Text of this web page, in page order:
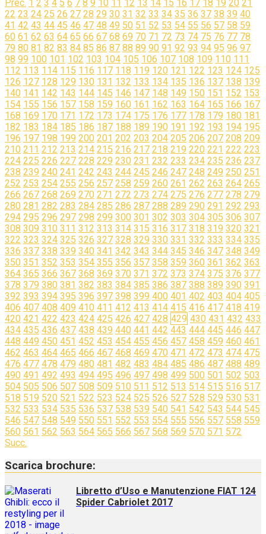
Prec. 1 2 3 4 5 6 7 8 9 10 11 12 13 14 15 16 17 18 19 20 21
22 23 24 25 26 27 28 29 30 31 32 33 34 35 36 37 38 39 40
41 42 43 44 45 46 47 48 49 50 51 52 53 54 55 56 57 58 59
60 61 62 63 64 65 66 67 68 69 70 71 72 73 74 75 76 77 78
79 80 81 82 83 84 85 86 87 88 89 90 91 92 93 94 95 96 97
98 99 100 101 102 103 104 105 106 107 108 109 110 111
112 113 114 115 116 117 118 119 120 121 122 123 124 125
126 127 128 129 130 131 132 133 134 135 136 137 138 139
140 141 142 143 144 145 146 147 148 149 150 151 152 153
154 155 156 157 158 159 160 161 162 163 164 165 166 167
168 169 170 171 172 173 174 175 176 177 178 179 180 181
182 183 184 185 186 187 188 189 190 191 192 193 194 195
196 197 198 199 200 201 202 203 204 205 206 207 208 209
210 211 212 213 214 215 216 217 218 219 220 221 222 223
224 225 226 227 228 229 230 231 232 233 234 235 236 237
238 239 240 241 242 243 244 245 246 247 248 249 250 251
252 253 254 255 256 257 258 259 260 261 262 263 264 265
266 267 268 269 270 271 272 273 274 275 276 277 278 279
280 281 282 283 284 285 286 287 288 289 290 291 292 293
294 295 296 297 298 299 300 301 302 303 304 305 306 307
308 309 310 311 312 313 314 315 316 317 318 319 320 321
322 323 324 325 326 327 328 329 330 331 332 333 334 335
336 337 338 339 340 341 342 343 344 345 346 347 348 349
350 351 352 353 354 355 356 357 358 359 360 361 362 363
364 365 366 367 368 369 370 371 372 373 374 375 376 377
378 379 380 381 382 383 384 385 386 387 388 389 390 391
392 393 394 395 396 397 398 399 400 401 402 403 404 405
406 407 408 409 410 411 412 413 414 415 416 417 418 419
420 421 422 423 424 425 426 427 428 429 430 431 432 433
434 435 436 437 438 439 440 441 442 443 444 445 446 447
448 449 450 451 452 453 454 455 456 457 458 459 460 461
462 463 464 465 466 467 468 469 470 471 472 473 474 475
476 477 478 479 480 481 482 483 484 485 486 487 488 489
490 491 492 493 494 495 496 497 498 499 500 501 502 503
504 505 506 507 508 509 510 511 512 513 514 515 516 517
518 519 520 521 522 523 524 525 526 527 528 529 530 531
532 533 534 535 536 537 538 539 540 541 542 543 544 545
546 547 548 549 550 551 552 553 554 555 556 557 558 559
560 561 562 563 564 565 566 567 568 569 570 571 572
Succ.
Scarica brochure:
Libretto d’Uso e Manutenzione FIAT 124
Spider Cabriolet 2017